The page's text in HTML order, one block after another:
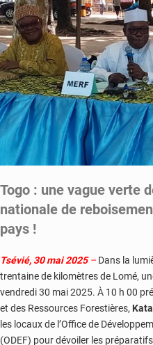
Togo : une vague verte
nationale de
pays !
Tsévié, 30 mai 2025– Dans la
trentaine de kilomètres de Lomé,
vendredi 30 mai 2025. À 10 h 00
et des Ressources Forestières,
les locaux de l’Office de
(ODEF) pour dévoiler les